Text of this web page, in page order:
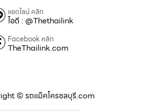
แอดไลน์ คลิก
ไอดี : @Thethailink
Facebook คลิก
TheThailink.com
© รถแม็คโครชลบุรี.com